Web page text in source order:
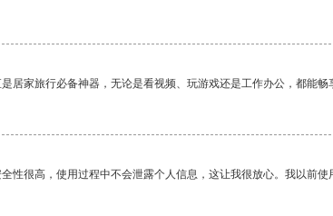
居家旅行必备神器，无论是看视频、玩游戏还是工作办公，都能
性很高，使用过程中不会泄露个人信息，这让我很放心。我以前